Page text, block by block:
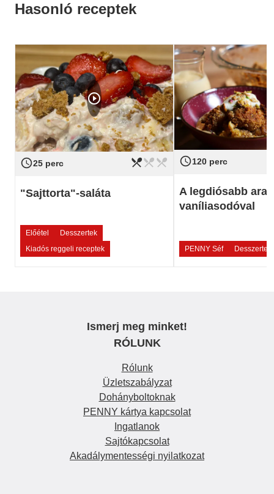
Hasonló receptek
play_circle_outline
access_time25 perc
Nehézség könnyű
restaurant_menurestaurant_menurestaurant_menu
"Sajttorta"-saláta
Előétel
Desszertek
Kiadós reggeli receptek
access_time120 perc
Nehézség
A legdiósabb
vaníliasodóval
PENNY Séf Desszertek
Ismerj meg minket!
RÓLUNK
Rólunk
Üzletszabályzat
Dohányboltoknak
PENNY kártya kapcsolat
Ingatlanok
Sajtókapcsolat
Akadálymentességi nyilatkozat